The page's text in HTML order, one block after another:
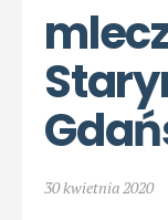
30 kwietnia 2020